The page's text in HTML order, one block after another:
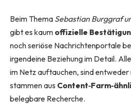
Beim Thema Sebastian Burggraf
gibt es kaum offizielle
noch seriöse Nachrichtenportale
irgendeine Beziehung im Detail.
im Netz auftauchen, sind
stammen aus
belegbare Recherche.